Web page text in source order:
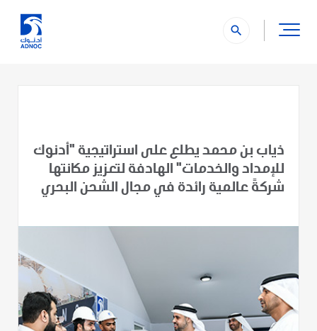
search
ذياب بن محمد يطلع على استراتيجية "أدنوك
للإمداد والخدمات" الهادفة لتعزيز مكانتها
شركةً عالمية رائدة في مجال الشحن البحري